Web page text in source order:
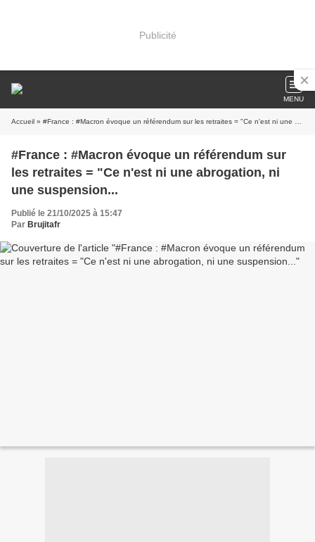
Publicité
MENU
Accueil » #France : #Macron évoque un référendum sur les retraites = "Ce n'est ni une abrogation, ni une suspension...
#France : #Macron évoque un référendum sur
les retraites = "Ce n'est ni une abrogation, ni
une suspension...
Publié le 21/10/2025 à 15:47
Par Brujitafr